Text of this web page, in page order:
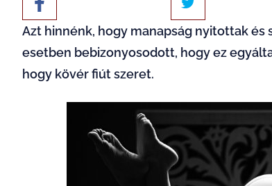
Azt hinnénk, hogy manapság nyitottak
esetben bebizonyosodott, hogy ez
hogy kövér fiút szeret.